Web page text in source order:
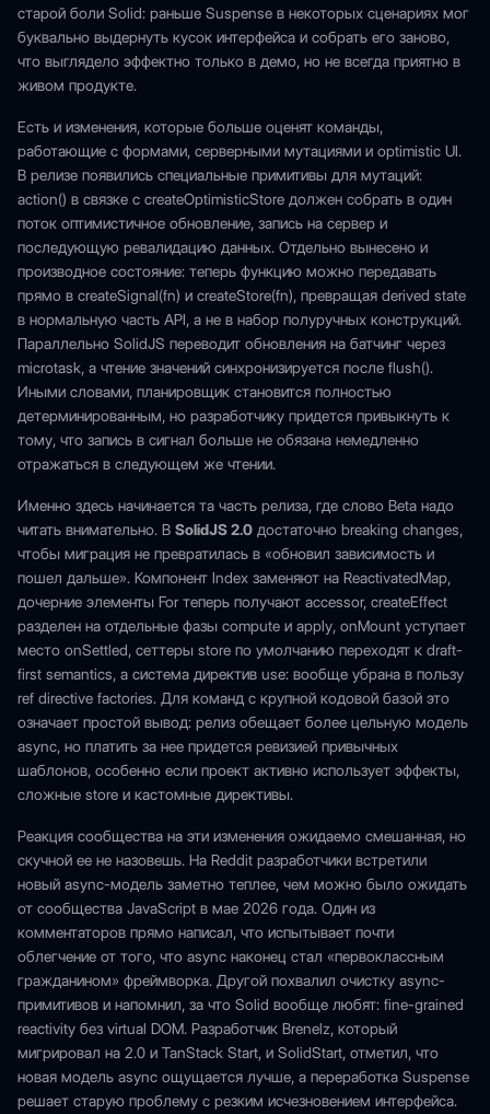
старой боли Solid: раньше Suspense в некоторых сценариях мог
буквально выдернуть кусок интерфейса и собрать его заново,
что выглядело эффектно только в демо, но не всегда приятно в
живом продукте.
Есть и изменения, которые больше оценят команды,
работающие с формами, серверными мутациями и optimistic UI.
В релизе появились специальные примитивы для мутаций:
action() в связке с createOptimisticStore должен собрать в один
поток оптимистичное обновление, запись на сервер и
последующую ревалидацию данных. Отдельно вынесено и
производное состояние: теперь функцию можно передавать
прямо в createSignal(fn) и createStore(fn), превращая derived state
в нормальную часть API, а не в набор полуручных конструкций.
Параллельно SolidJS переводит обновления на батчинг через
microtask, а чтение значений синхронизируется после flush().
Иными словами, планировщик становится полностью
детерминированным, но разработчику придется привыкнуть к
тому, что запись в сигнал больше не обязана немедленно
отражаться в следующем же чтении.
Именно здесь начинается та часть релиза, где слово Beta надо
читать внимательно. В SolidJS 2.0 достаточно breaking changes,
чтобы миграция не превратилась в «обновил зависимость и
пошел дальше». Компонент Index заменяют на ReactivatedMap,
дочерние элементы For теперь получают accessor, createEffect
разделен на отдельные фазы compute и apply, onMount уступает
место onSettled, сеттеры store по умолчанию переходят к draft-
first semantics, а система директив use: вообще убрана в пользу
ref directive factories. Для команд с крупной кодовой базой это
означает простой вывод: релиз обещает более цельную модель
async, но платить за нее придется ревизией привычных
шаблонов, особенно если проект активно использует эффекты,
сложные store и кастомные директивы.
Реакция сообщества на эти изменения ожидаемо смешанная, но
скучной ее не назовешь. На Reddit разработчики встретили
новый async-модель заметно теплее, чем можно было ожидать
от сообщества JavaScript в мае 2026 года. Один из
комментаторов прямо написал, что испытывает почти
облегчение от того, что async наконец стал «первоклассным
гражданином» фреймворка. Другой похвалил очистку async-
примитивов и напомнил, за что Solid вообще любят: fine-grained
reactivity без virtual DOM. Разработчик Brenelz, который
мигрировал на 2.0 и TanStack Start, и SolidStart, отметил, что
новая модель async ощущается лучше, а переработка Suspense
решает старую проблему с резким исчезновением интерфейса.